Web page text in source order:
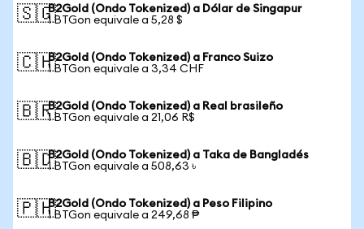
🇸🇬B2Gold (Ondo Tokenized) a Dólar de Singapur
1 BTGon equivale a 5,28 $
🇨🇭B2Gold (Ondo Tokenized) a Franco Suizo
1 BTGon equivale a 3,34 CHF
🇧🇷B2Gold (Ondo Tokenized) a Real brasileño
1 BTGon equivale a 21,06 R$
🇧🇩B2Gold (Ondo Tokenized) a Taka de Bangladés
1 BTGon equivale a 508,63 ৳
🇵🇭B2Gold (Ondo Tokenized) a Peso Filipino
1 BTGon equivale a 249,68 ₱